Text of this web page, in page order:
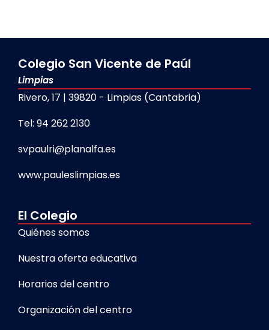
Colegio San Vicente de Paúl
Limpias
Rivero, 17 | 39820 - Limpias (Cantabria)
Tel: 94 262 2130
svpaulri@planalfa.es
www.pauleslimpias.es
El Colegio
Quiénes somos
Nuestra oferta educativa
Horarios del centro
Organización del centro